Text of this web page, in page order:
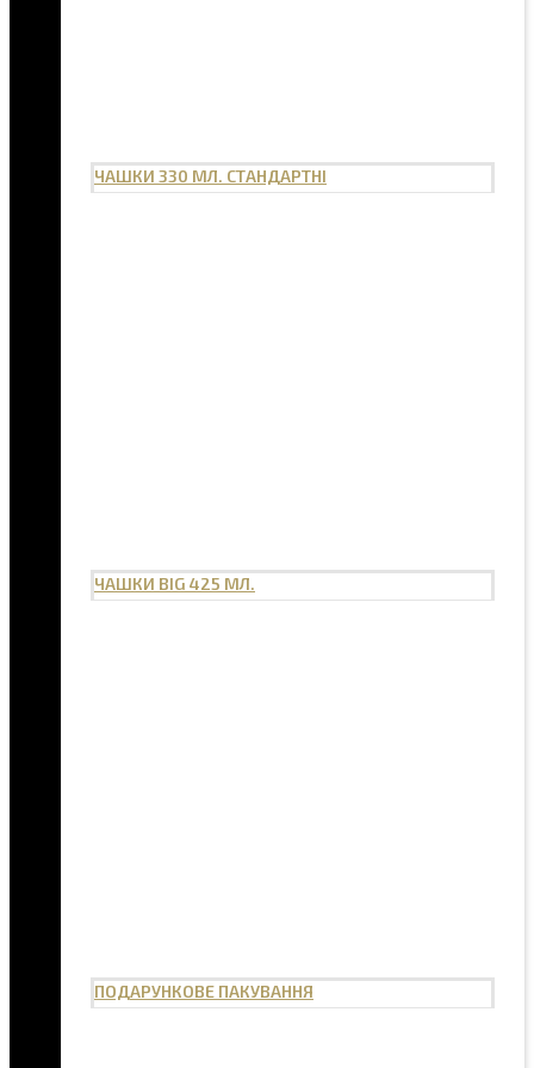
ЧАШКИ 330 МЛ. СТАНДАРТНІ
ЧАШКИ BIG 425 МЛ.
ПОДАРУНКОВЕ ПАКУВАННЯ